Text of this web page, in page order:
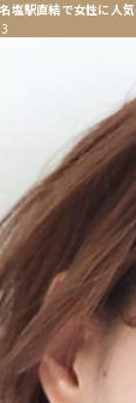
塩駅直結で女性に人